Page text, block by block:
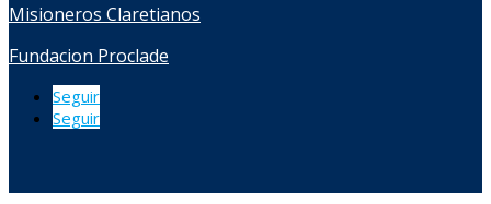
Misioneros Claretianos
Fundacion Proclade
Seguir
Seguir